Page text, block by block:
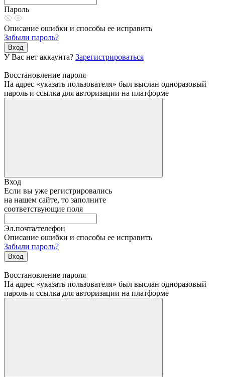
Пароль
Описание ошибки и способы ее исправить
Забыли пароль?
Вход
У Вас нет аккаунта? Зарегистрироваться
Восстановление пароля
На адрес «указать пользователя» был выслан одноразовый
пароль и ссылка для авторизации на платформе
Вход
Если вы уже регистрировались
на нашем сайте, то заполните
соответствующие поля
Эл.почта/телефон
Описание ошибки и способы ее исправить
Забыли пароль?
Вход
Восстановление пароля
На адрес «указать пользователя» был выслан одноразовый
пароль и ссылка для авторизации на платформе